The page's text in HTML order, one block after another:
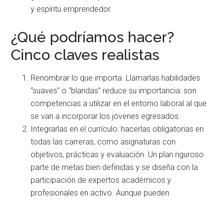
y espíritu emprendedor.
¿Qué podríamos hacer?
Cinco claves realistas
Renombrar lo que importa. Llamarlas habilidades
“suaves” o “blandas” reduce su importancia: son
competencias a utilizar en el entorno laboral al que
se van a incorporar los jóvenes egresados.
Integrarlas en el currículo: hacerlas obligatorias en
todas las carreras, como asignaturas con
objetivos, prácticas y evaluación. Un plan riguroso
parte de metas bien definidas y se diseña con la
participación de expertos académicos y
profesionales en activo. Aunque pueden